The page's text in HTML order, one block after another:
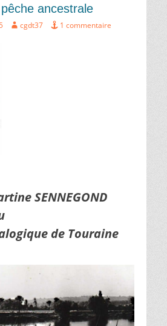
ancestrale
Auteur
cgdt37 1 commentaire
SENNEGOND
de Touraine